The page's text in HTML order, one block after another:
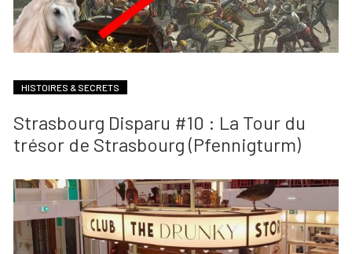
HISTOIRES & SECRETS
Strasbourg Disparu #10 : La Tour du
trésor de Strasbourg (Pfennigturm)